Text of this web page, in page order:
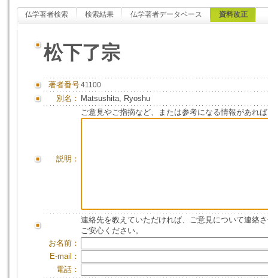
仏学著者検索 検索結果 仏学著者データベース 資料改正
松下了宗
著者番号41100
別名： Matsushita, Ryoshu
説明：
ご意見やご指摘など、または参考になる情報があれ
連絡先を教えていただければ、ご意見について連絡
ご安心ください。
お名前：
E-mail：
電話：